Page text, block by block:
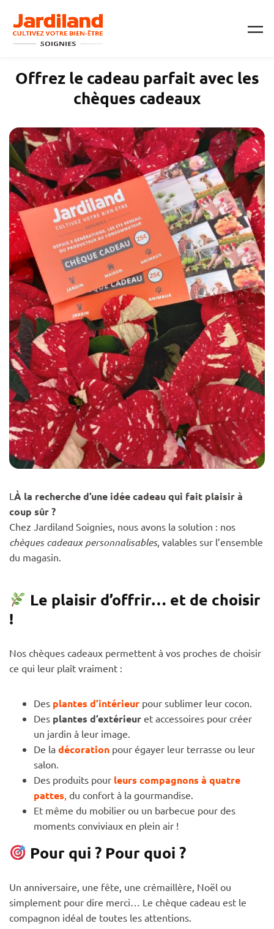
Offrez le cadeau parfait avec les
chèques cadeaux
L À la recherche d’une idée cadeau qui fait plaisir à
coup sûr ?
Chez Jardiland Soignies, nous avons la solution : nos
chèques cadeaux personnalisables, valables sur l’ensemble
du magasin.
Le plaisir d’offrir… et de choisir
!
Nos chèques cadeaux permettent à vos proches de choisir
ce qui leur plaît vraiment :
Des plantes d’intérieur pour sublimer leur cocon.
Des plantes d’extérieur et accessoires pour créer
un jardin à leur image.
De la décoration pour égayer leur terrasse ou leur
salon.
Des produits pour leurs compagnons à quatre
pattes du confort à la gourmandise.
Et même du mobilier ou un barbecue pour des
moments conviviaux en plein air !
Pour qui ? Pour quoi ?
Un anniversaire, une fête, une crémaillère, Noël ou
simplement pour dire merci… Le chèque cadeau est le
compagnon idéal de toutes les attentions.